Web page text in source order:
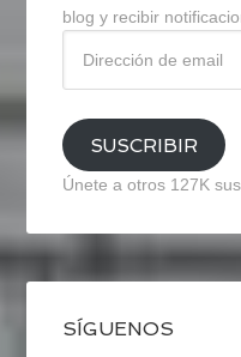
blog y recibir
email
SUSCRIBIR
Únete a otros 127K
SÍGUENOS